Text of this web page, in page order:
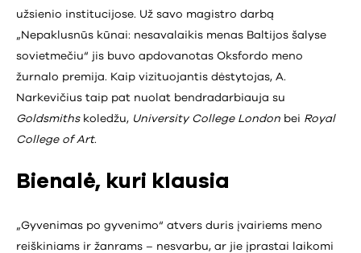
užsienio institucijose. Už savo magistro darbą
„Nepaklusnūs kūnai: nesavalaikis menas Baltijos šalyse
sovietmečiu“ jis buvo apdovanotas Oksfordo meno
žurnalo premija. Kaip vizituojantis dėstytojas, A.
Narkevičius taip pat nuolat bendradarbiauja su
Goldsmiths koledžu, University College London bei Royal
College of Art.
Bienalė, kuri klausia
„Gyvenimas po gyvenimo“ atvers duris įvairiems meno
reiškiniams ir žanrams – nesvarbu, ar jie įprastai laikomi